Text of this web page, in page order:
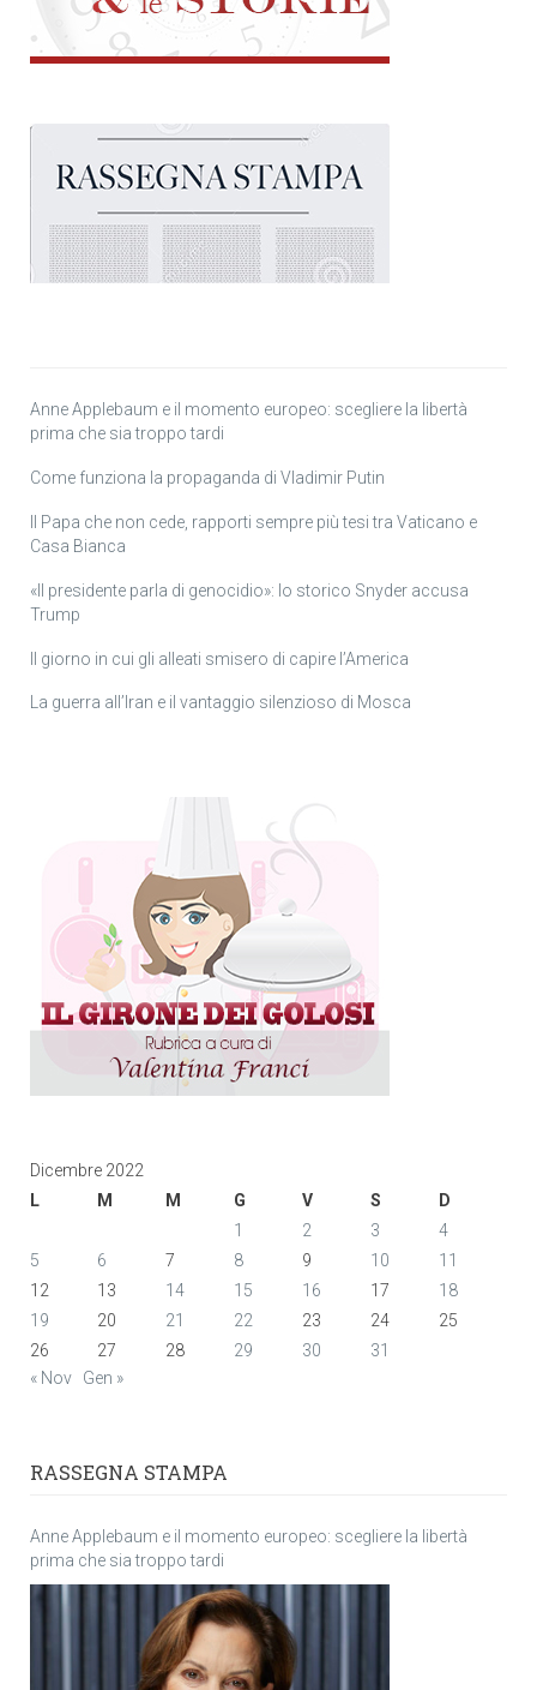
Anne Applebaum e il momento europeo: scegliere la libertà
prima che sia troppo tardi
Come funziona la propaganda di Vladimir Putin
Il Papa che non cede, rapporti sempre più tesi tra Vaticano e
Casa Bianca
«Il presidente parla di genocidio»: lo storico Snyder accusa
Trump
Il giorno in cui gli alleati smisero di capire l’America
La guerra all’Iran e il vantaggio silenzioso di Mosca
Dicembre 2022
L
M M G V S
D
1
2 3
4
5
6 7 8 9 10
11
12
13 14 15 16 17
18
19
20 21 22 23 24
25
26
27 28 29 30
31
« Nov
Gen »
RASSEGNA STAMPA
Anne Applebaum e il momento europeo: scegliere la libertà
prima che sia troppo tardi